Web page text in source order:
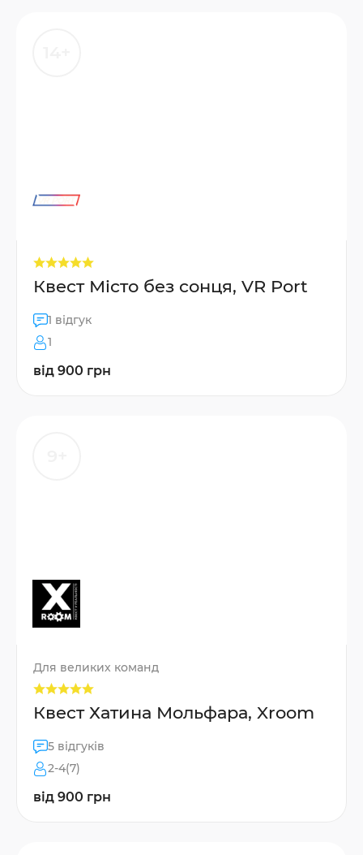
Квест Місто без сонця, VR Port
1 відгук
1
від 900 грн
Для великих команд
Квест Хатина Мольфара, Xroom
5 відгуків
2-4(7)
від 900 грн